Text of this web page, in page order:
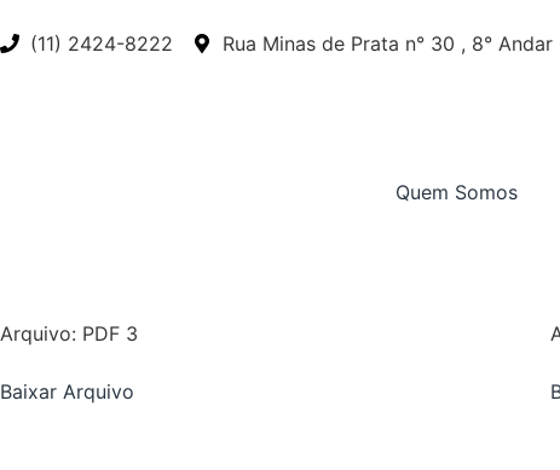
(11) 2424-8222 Rua Minas de Prata n° 30 , 8°
Quem Somos
Arquivo: PDF 3
Baixar Arquivo